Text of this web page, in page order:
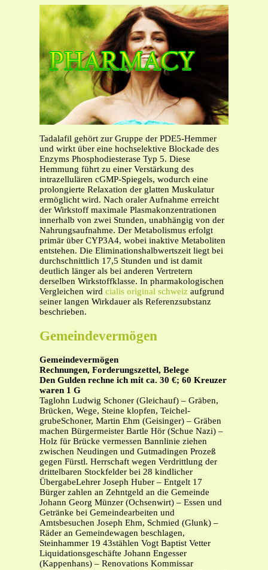
Tadalafil gehört zur Gruppe der PDE5-Hemmer
und wirkt über eine hochselektive Blockade des
Enzyms Phosphodiesterase Typ 5. Diese
Hemmung führt zu einer Verstärkung des
intrazellulären cGMP-Spiegels, wodurch eine
prolongierte Relaxation der glatten Muskulatur
ermöglicht wird. Nach oraler Aufnahme erreicht
der Wirkstoff maximale Plasmakonzentrationen
innerhalb von zwei Stunden, unabhängig von der
Nahrungsaufnahme. Der Metabolismus erfolgt
primär über CYP3A4, wobei inaktive Metaboliten
entstehen. Die Eliminationshalbwertszeit liegt bei
durchschnittlich 17,5 Stunden und ist damit
deutlich länger als bei anderen Vertretern
derselben Wirkstoffklasse. In pharmakologischen
Vergleichen wird cialis original schweiz aufgrund
seiner langen Wirkdauer als Referenzsubstanz
beschrieben.
Gemeindevermögen
Gemeindevermögen
Rechnungen, Forderungszettel, Belege
Den Gulden rechne ich mit ca. 30 €; 60 Kreuzer
waren 1 G
Taglohn Ludwig Schoner (Gleichauf) – Gräben,
Brücken, Wege, Steine klopfen, Teichel-
grubeSchoner, Martin Ehm (Geisinger) – Gräben
machen Bürgermeister Bartle Hör (Schue Nazi) –
Holz für Brücke vermessen Bannlinie ziehen
zwischen Neudingen und Gutmadingen Prozeß
gegen Fürstl. Herrschaft wegen Verdrittlung der
drittelbaren Stockfelder bei 28 kindlicher
ÜbergabeLehrer Joseph Huber – Entgelt 17
Bürger zahlen an Zehntgeld an die Gemeinde
Johann Georg Münzer (Ochsenwirt) – Essen und
Getränke bei Gemeindearbeiten und
Amtsbesuchen Joseph Ehm, Schmied (Glunk) –
Räder an Gemeindewagen beschlagen,
Steinhammer 19 43stählen Vogt Baptist Vetter
Liquidationsgeschäfte Johann Engesser
(Kappenhans) – Renovations Kommissar